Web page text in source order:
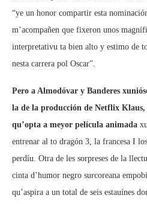
“ye un honor compartir esta
m’acompañen que fixeron unos
interpretativu ta bien alto y estimo de
nesta carrera pol Oscar”.
Pero a Almodóvar y Banderes
la de la producción de Netflix
qu’opta a meyor película animada
entrenar al to dragón 3, la francesa I
perdíu. Otra de les sorpreses de la
cinta d’humor negro surcoreana
qu’aspira a un total de seis estauínes